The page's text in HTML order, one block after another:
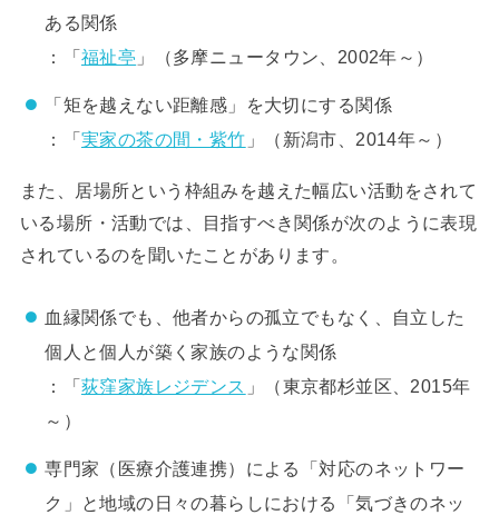
ある関係
：「福祉亭 」（多摩ニュータウン、2002年～）
「矩を越えない距離感」を大切にする関係
：「実家の茶の間・紫竹 」（新潟市、2014年～）
また、居場所という枠組みを越えた幅広い活動をされて
いる場所・活動では、目指すべき関係が次のように表現
されているのを聞いたことがあります。
血縁関係でも、他者からの孤立でもなく、自立した
個人と個人が築く家族のような関係
：「 荻窪家族レジデンス 」（東京都杉並区、2015年
～）
専門家（医療介護連携）による「対応のネットワー
ク」と地域の日々の暮らしにおける「気づきのネッ